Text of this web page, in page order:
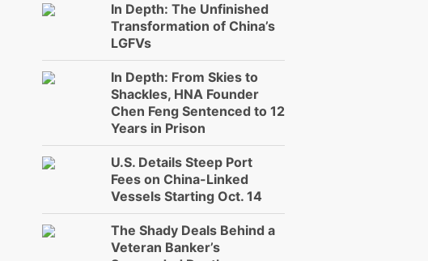
In Depth: The Unfinished
Transformation of China’s
LGFVs
In Depth: From Skies to
Shackles, HNA Founder
Chen Feng Sentenced to 12
Years in Prison
U.S. Details Steep Port
Fees on China-Linked
Vessels Starting Oct. 14
The Shady Deals Behind a
Veteran Banker’s